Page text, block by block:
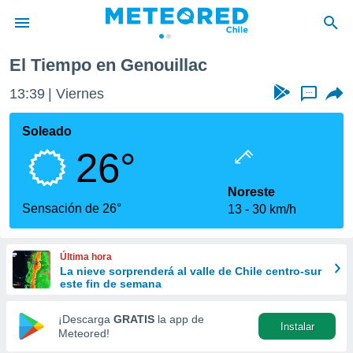
de
por
que se
calidad.
a este
las
y
forma
digital
basada
El Tiempo en Genouillac
13:39 Viernes ...
Soleado
26°
Sensación de 26°
Noreste
13
30 km/h
Última hora
La nieve sorprenderá al valle de Chile centro-sur
este fin de semana
¡Descarga GRATIS la app de
Meteored!
Instalar